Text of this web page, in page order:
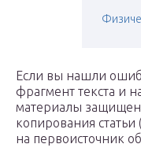
Если вы нашли
фрагмент текста и
материалы
копирования статьи
на первоисточник